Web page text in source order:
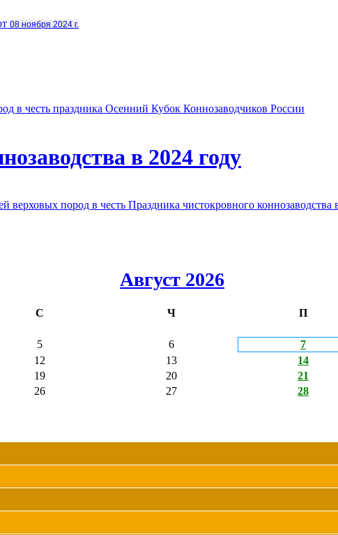
08 ноября 2024 г.
в честь праздника Осенний Кубок Коннозаводчиков России
в 2024 году
пород в честь Праздника чистокровного коннозаводства
Август 2026
С Ч П
5 6 7
12 13 14
19 20 21
26 27 28